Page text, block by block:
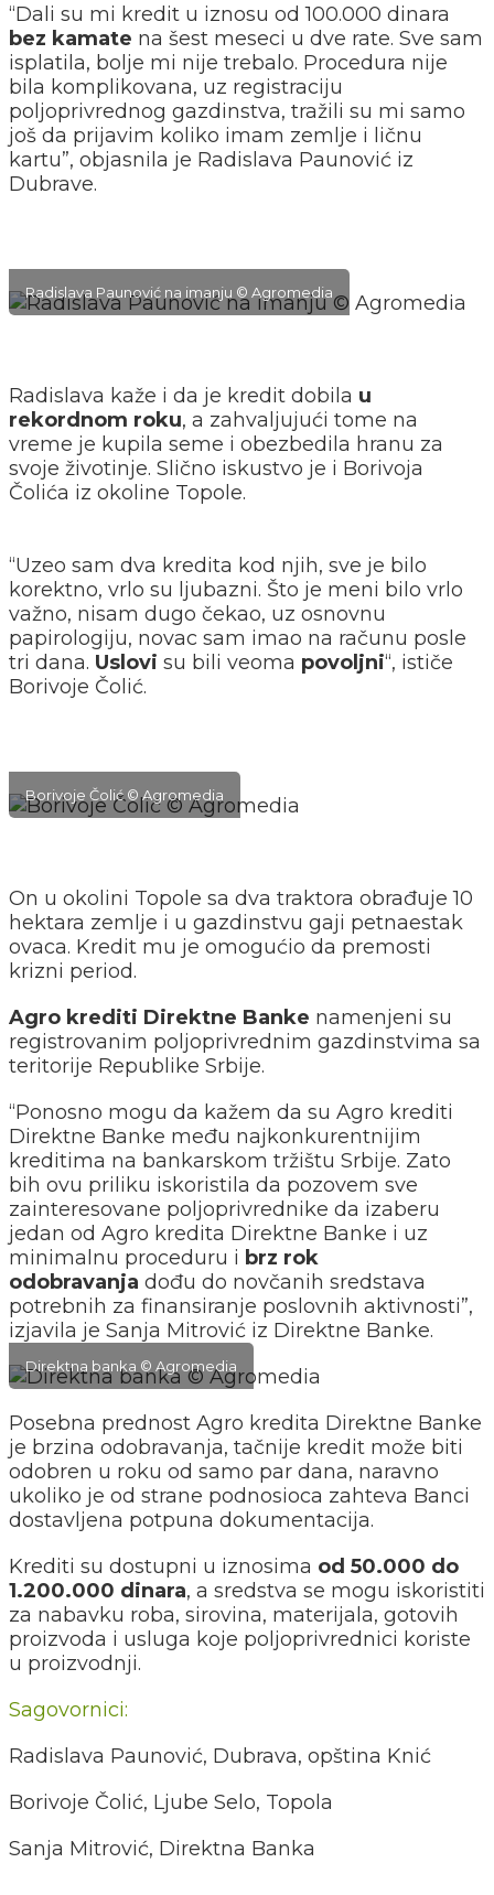
“Dali su mi kredit u iznosu od 100.000 dinara
bez kamate na šest meseci u dve rate. Sve sam
isplatila, bolje mi nije trebalo. Procedura nije
bila komplikovana, uz registraciju
poljoprivrednog gazdinstva, tražili su mi samo
još da prijavim koliko imam zemlje i ličnu
kartu”, objasnila je Radislava Paunović iz
Dubrave.
Radislava Paunović na imanju © Agromedia
Radislava kaže i da je kredit dobila u
rekordnom roku, a zahvaljujući tome na
vreme je kupila seme i obezbedila hranu za
svoje životinje. Slično iskustvo je i Borivoja
Čolića iz okoline Topole.
“Uzeo sam dva kredita kod njih, sve je bilo
korektno, vrlo su ljubazni. Što je meni bilo vrlo
važno, nisam dugo čekao, uz osnovnu
papirologiju, novac sam imao na računu posle
tri dana. Uslovi su bili veoma povoljni“, ističe
Borivoje Čolić.
Borivoje Čolić © Agromedia
On u okolini Topole sa dva traktora obrađuje 10
hektara zemlje i u gazdinstvu gaji petnaestak
ovaca. Kredit mu je omogućio da premosti
krizni period.
Agro krediti Direktne Banke namenjeni su
registrovanim poljoprivrednim gazdinstvima sa
teritorije Republike Srbije.
“Ponosno mogu da kažem da su Agro krediti
Direktne Banke među najkonkurentnijim
kreditima na bankarskom tržištu Srbije. Zato
bih ovu priliku iskoristila da pozovem sve
zainteresovane poljoprivrednike da izaberu
jedan od Agro kredita Direktne Banke i uz
minimalnu proceduru i brz rok
odobravanja dođu do novčanih sredstava
potrebnih za finansiranje poslovnih aktivnosti”,
izjavila je Sanja Mitrović iz Direktne Banke.
Direktna banka © Agromedia
Posebna prednost Agro kredita Direktne Banke
je brzina odobravanja, tačnije kredit može biti
odobren u roku od samo par dana, naravno
ukoliko je od strane podnosioca zahteva Banci
dostavljena potpuna dokumentacija.
Krediti su dostupni u iznosima od 50.000 do
1.200.000 dinara, a sredstva se mogu iskoristiti
za nabavku roba, sirovina, materijala, gotovih
proizvoda i usluga koje poljoprivrednici koriste
u proizvodnji.
Sagovornici:
Radislava Paunović, Dubrava, opština Knić
Borivoje Čolić, Ljube Selo, Topola
Sanja Mitrović, Direktna Banka